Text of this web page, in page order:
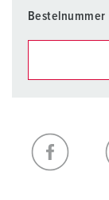
Bestelnummer
Mijn lijst